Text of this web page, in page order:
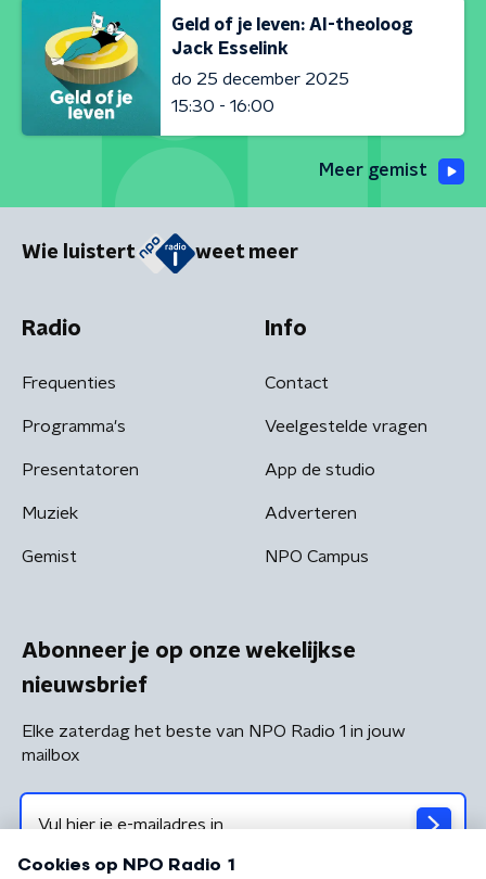
Geld of je leven: AI-theoloog
Jack Esselink
do 25 december 2025
15:30 - 16:00
Meer gemist
Wie luistert weet meer
Radio
Frequenties
Programma's
Presentatoren
Muziek
Gemist
Info
Contact
Veelgestelde vragen
App de studio
Adverteren
NPO Campus
Abonneer je op onze wekelijkse
nieuwsbrief
Elke zaterdag het beste van NPO Radio 1 in jouw
mailbox